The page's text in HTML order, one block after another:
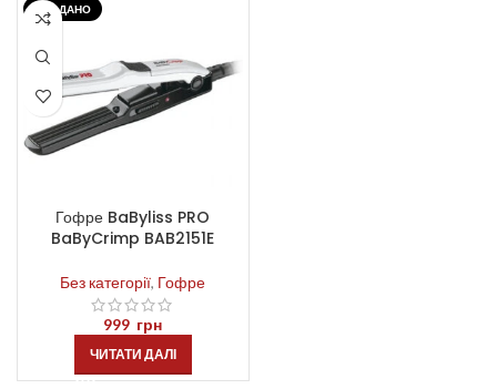
ПРОДАНО
Гофре BaByliss PRO
BaByCrimp BAB2151E
Без категорії, Гофре
999 грн
ЧИТАТИ ДАЛІ